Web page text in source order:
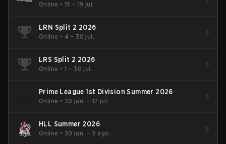
Online • 15 – 19 jul.
LRN Split 2 2026
Online • 4 – 30 jul.
LRS Split 2 2026
Online • 1 – 30 jul.
Prime League 1st Division Summer 2026
Online • 30 jun. – 17 jul.
HLL Summer 2026
Online • 30 jun. – 5 ago.